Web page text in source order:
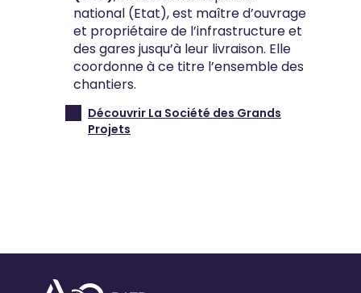
national (Etat), est maître d’ouvrage
et propriétaire de l’infrastructure et
des gares jusqu’à leur livraison. Elle
coordonne à ce titre l’ensemble des
chantiers.
Découvrir La Société des Grands
Projets